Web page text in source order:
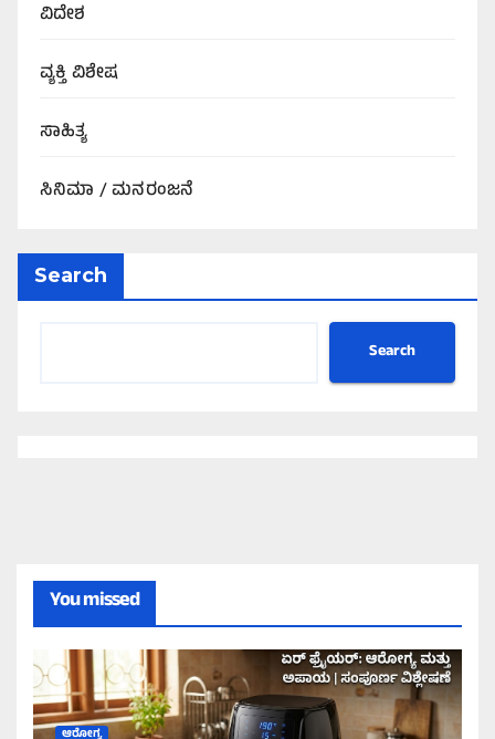
ವಿದೇಶ
ವ್ಯಕ್ತಿ ವಿಶೇಷ
ಸಾಹಿತ್ಯ
ಸಿನಿಮಾ / ಮನರಂಜನೆ
Search
Search
You missed
ಆರೋಗ್ಯ